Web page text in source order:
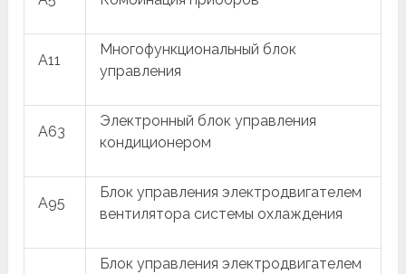
A11
Многофункциональный блок
управления
A63
Электронный блок управления
кондиционером
A95
Блок управления электродвигателем
вентилятора системы охлаждения
Блок управления электродвигателем